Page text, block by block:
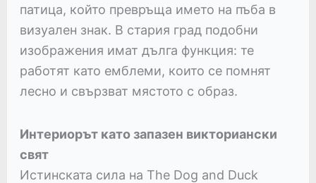
патица, който превръща името на пъба в
визуален знак. В стария град подобни
изображения имат дълга функция: те
работят като емблеми, които се помнят
лесно и свързват мястото с образ.
Интериорът като запазен викториански
свят
Истинската сила на The Dog and Duck